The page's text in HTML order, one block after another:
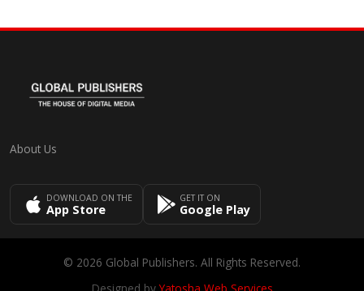
About Us
DOWNLOAD ON THE
App Store
GET IT ON
Google Play
© 2026 Global Publishers. All Rights Reserved.